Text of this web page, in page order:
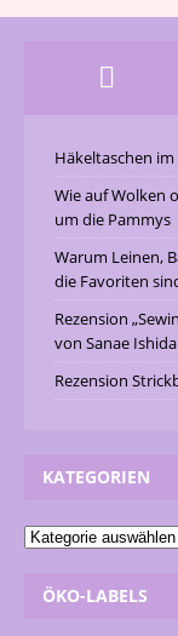
Häkeltaschen
Wie auf Wolken
um die Pammys
Warum Leinen,
die Favoriten
Rezension
von Sanae Ishida
Rezension
KATEGORIEN
ÖKO-LABELS